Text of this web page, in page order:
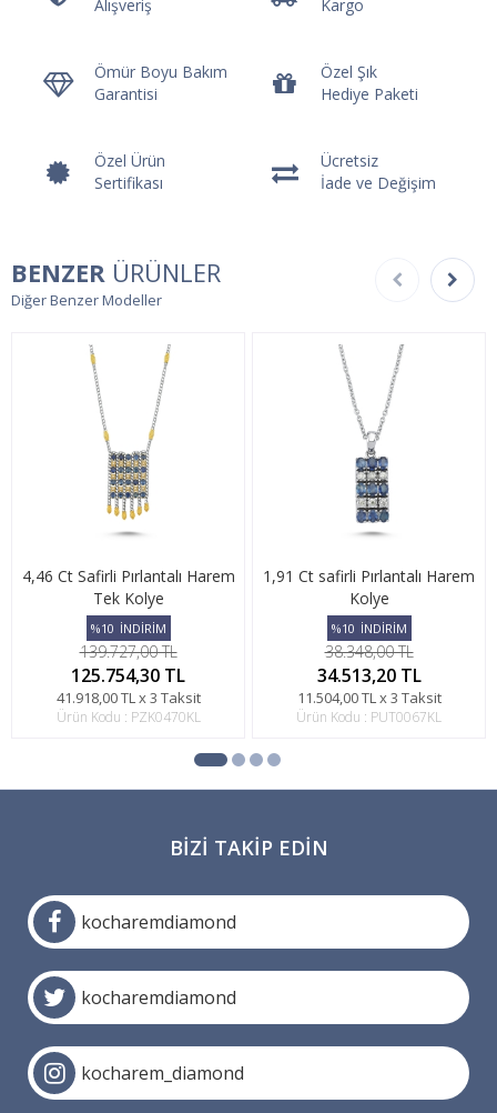
Alışveriş
Kargo
Ömür Boyu Bakım
Garantisi
Özel Şık
Hediye Paketi
Özel Ürün
Sertifikası
Ücretsiz
İade ve Değişim
BENZER ÜRÜNLER
Diğer Benzer Modeller
4,46 Ct Safirli Pırlantalı Harem
Tek Kolye
%10 İNDİRİM
139.727,00 TL
125.754,30 TL
41.918,00 TL x 3 Taksit
Ürün Kodu : PZK0470KL
1,91 Ct safirli Pırlantalı Harem
Kolye
%10 İNDİRİM
38.348,00 TL
34.513,20 TL
11.504,00 TL x 3 Taksit
Ürün Kodu : PUT0067KL
BIZI TAKIP EDIN
kocharemdiamond
kocharemdiamond
kocharem_diamond